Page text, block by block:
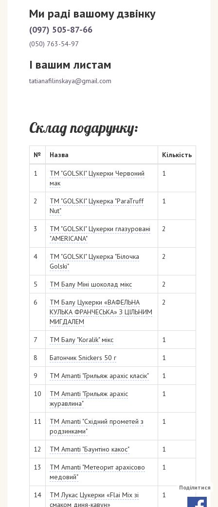
Поділитися
Ми раді вашому дзвінку
(097) 505-87-66
(050) 763-54-97
І вашим листам
tatianafilinskaya@gmail.com
Склад подарунку:
№ Назва Кількість
1
ТМ "GOLSKI" Цукерки Червоний
мак
1
2
ТМ "GOLSKI" Цукерка "ParaTruff
Nut"
1
3
ТМ "GOLSKI" Цукерки глазуровані
"AMERICANA"
2
4
ТМ "GOLSKI" Цукерка "Білочка
Golski"
2
5 ТМ Балу Міні шоколад мікс 2
6
ТМ Балу Цукерки «ВАФЕЛЬНА
КУЛЬКА ФРАНЧЕСЬКА» З ЦІЛЬНИМ
МИГДАЛЕМ
2
7 ТМ Балу "Koralik" мікс 1
8 Батончик Snickers 50 г 1
9 ТМ Аmanti "Грильяж арахіс класік" 1
10
ТМ Аmanti "Грильяж арахіс
журавлина"
1
11
ТМ Аmanti "Східний прометей з
родзинками"
1
12 ТМ Аmanti "Баунтіно какос" 1
13
ТМ Аmanti "Метеорит арахісово
медовий"
1
14
ТМ Лукас Цукерки «Flai Mix зі
смаком диня-кавун»
1